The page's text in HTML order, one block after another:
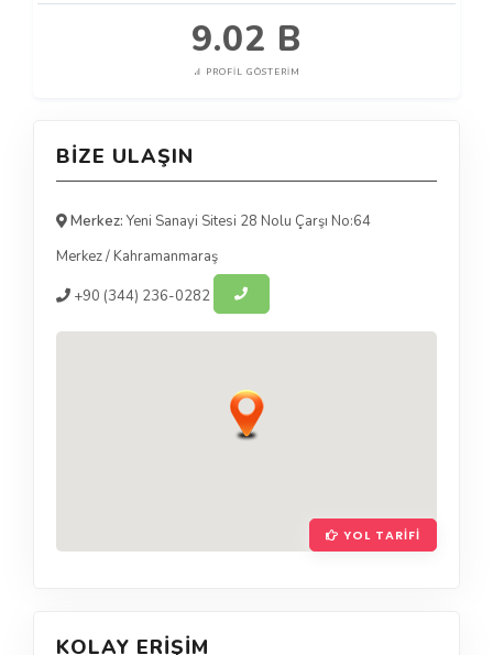
9.02 B
PROFIL GÖSTERIM
BIZE ULAŞIN
Merkez: Yeni Sanayi Sitesi 28 Nolu Çarşı No:64
Merkez/ Kahramanmaraş
+90 (344) 236-0282
YOL TARIFI
KOLAY ERIŞIM